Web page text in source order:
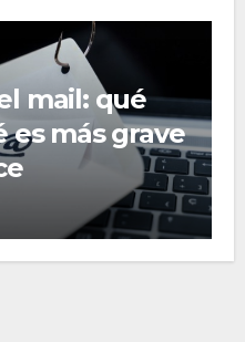
mail: qué
es más grave